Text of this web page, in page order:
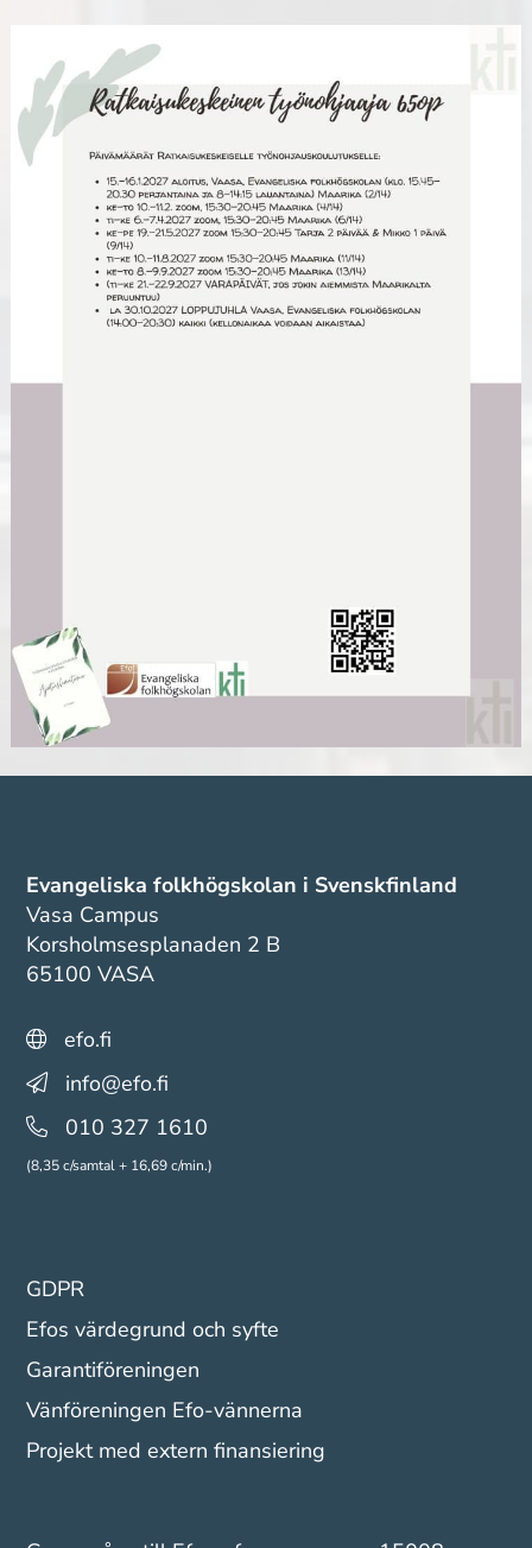
Evangeliska folkhögskolan i Svenskfinland
Vasa Campus
Korsholmsesplanaden 2 B
65100 VASA
efo.fi
info@efo.fi
010 327 1610
(8,35 c/samtal + 16,69 c/min.)
GDPR
Efos värdegrund och syfte
Garantiföreningen
Vänföreningen Efo-vännerna
Projekt med extern finansiering